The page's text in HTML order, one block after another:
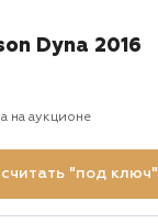
Dyna 2016
на аукционе
"под ключ"